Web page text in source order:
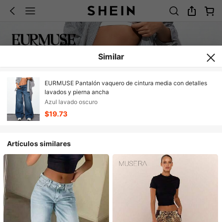
Similar
EURMUSE Pantalón vaquero de cintura media con detalles
lavados y pierna ancha
Azul lavado oscuro
$19.73
Artículos similares